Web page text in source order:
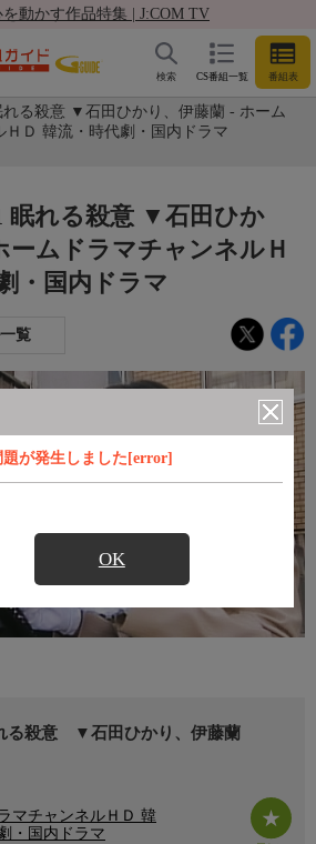
動かす作品特集 | J:COM TV
CS番組一覧 番組表
検索
れる殺意 ▼石田ひかり、伊藤蘭 - ホーム
ＨＤ 韓流・時代劇・国内ドラマ
題が発生しました[error]
OK
眠れる殺意 ▼石田ひか
ームドラマチャンネルＨ
・国内ドラマ
覧
る殺意 ▼石田ひかり、伊藤蘭
マチャンネルＨＤ 韓
・国内ドラマ